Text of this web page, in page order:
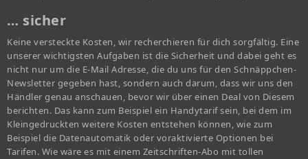
… sicher
Keine versteckte Kosten, wir recherchieren für dich sorgfältig. Eine
unserer wichtigsten Aufgaben ist die Sicherheit und dabei geht es
nicht nur um die E-Mail Adresse, die du uns für den Schnäppchen-
Newsletter gegeben hast, sondern auch darum, dass wir uns den
Händler genau anschauen, bevor wir über einen Deal von Diesem
berichten. Das kann zum Beispiel ein Handytarif sein, bei dem im
Kleingedruckten weitere Kosten entstehen können, wie zum
Beispiel die Datenautomatik oder voraktivierte Optionen bei
Tarifen. Wie wäre es mit einem Zeitschriften-Abo mit tollen